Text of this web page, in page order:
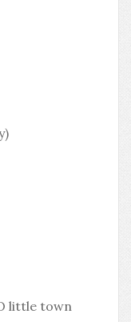
little town